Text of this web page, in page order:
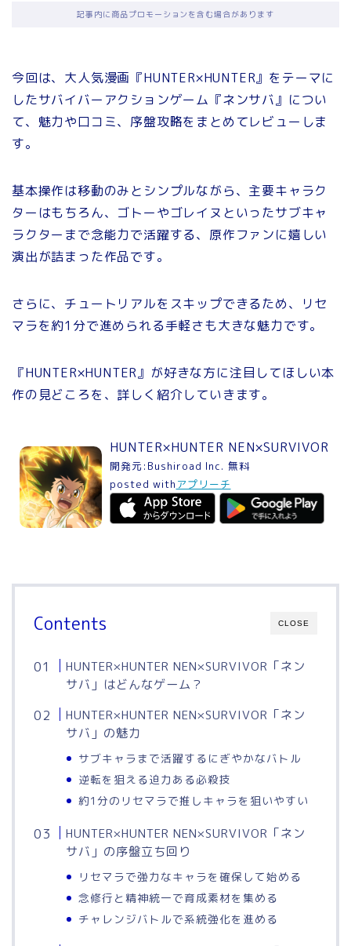
記事内に商品プロモーションを含む場合があります
今回は、大人気漫画『HUNTER×HUNTER』をテーマに
したサバイバーアクションゲーム『ネンサバ』につい
て、魅力や口コミ、序盤攻略をまとめてレビューしま
す。
基本操作は移動のみとシンプルながら、主要キャラク
ターはもちろん、ゴトーやゴレイヌといったサブキャ
ラクターまで念能力で活躍する、原作ファンに嬉しい
演出が詰まった作品です。
さらに、チュートリアルをスキップできるため、リセ
マラを約1分で進められる手軽さも大きな魅力です。
『HUNTER×HUNTER』が好きな方に注目してほしい本
作の見どころを、詳しく紹介していきます。
HUNTER×HUNTER NEN×SURVIVOR
開発元: Bushiroad Inc. 無料
posted with アプリーチ
CLOSE
Contents
HUNTER×HUNTER NEN×SURVIVOR「ネン
サバ」はどんなゲーム？
HUNTER×HUNTER NEN×SURVIVOR「ネン
サバ」の魅力
サブキャラまで活躍するにぎやかなバトル
逆転を狙える迫力ある必殺技
約1分のリセマラで推しキャラを狙いやすい
HUNTER×HUNTER NEN×SURVIVOR「ネン
サバ」の序盤立ち回り
リセマラで強力なキャラを確保して始める
念修行と精神統一で育成素材を集める
チャレンジバトルで系統強化を進める